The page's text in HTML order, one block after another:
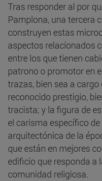
Tras responder al por
Pamplona, una tercera
construyen estas
aspectos relacionados
entre los que tienen
patrono o promotor en
trazas, bien sea a
reconocido prestigio,
tracista; y la figura de
el carisma específico
arquitectónica de la
que están en mejores
edificio que responda a
comunidad religiosa.